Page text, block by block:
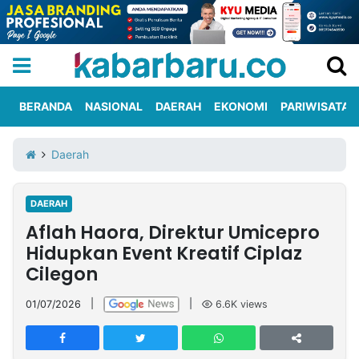
Iklan
Berita
Kami
Nasional
International
Olahraga
Entertainment
Daerah
Pariwisata
Kuliner
Kolom
Network
PT
TREETAN
BERANDA NASIONAL DAERAH EKONOMI PARIWISATA
Daerah
DAERAH
Aflah Haora, Direktur Umicepro
Hidupkan Event Kreatif Ciplaz
Cilegon
01/07/2026 6.6K views